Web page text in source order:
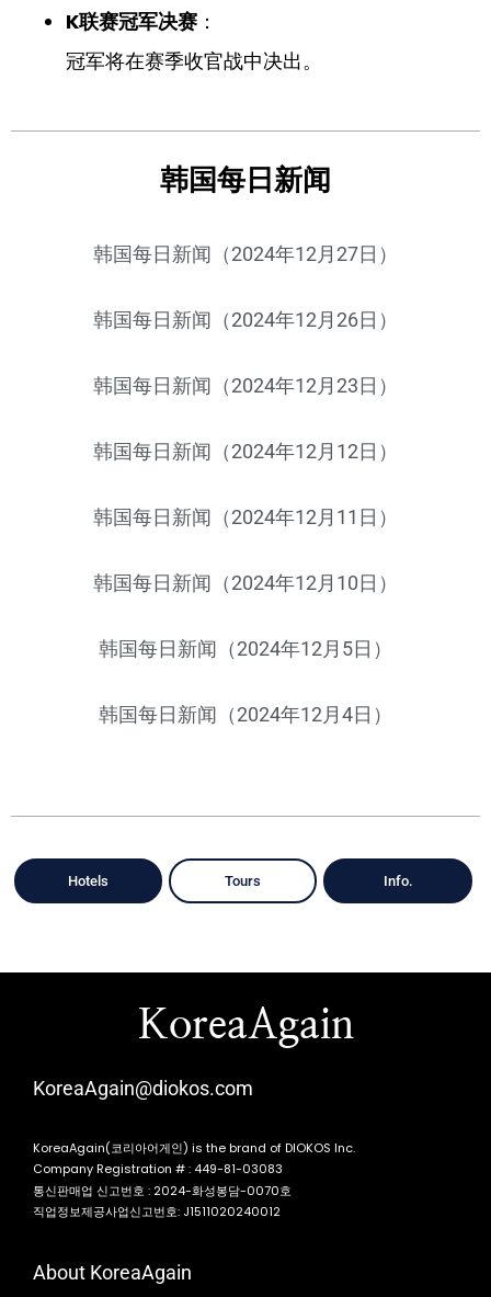
K联赛冠军决赛 ：
冠军将在赛季收官战中决出。
韩国每日新闻
韩国每日新闻（2024年12月27日）
韩国每日新闻（2024年12月26日）
韩国每日新闻（2024年12月23日）
韩国每日新闻（2024年12月12日）
韩国每日新闻（2024年12月11日）
韩国每日新闻（2024年12月10日）
韩国每日新闻（2024年12月5日）
韩国每日新闻（2024年12月4日）
Hotels Tours Info.
KoreaAgain
KoreaAgain@diokos.com
KoreaAgain(코리아어게인) is the brand of DIOKOS Inc.
Company Registration # : 449-81-03083
통신판매업 신고번호 : 2024-화성봉담-0070호
직업정보제공사업신고번호: J1511020240012
About KoreaAgain